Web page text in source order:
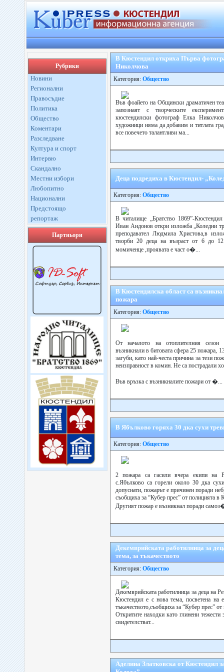
Рубрики
Новини
Регионални
Правосъдие
Политика
Общество
Коментари
Разследване
Култура и спорт
Интервю
Скандално
Местни избори
Любопитно
Национални
Предстоящо
репортаж
Партньори
В Кюстендил откриха Първа
Николчова
Категория: Общество
Във фоайето на Общински драматичен
запознаят с творческите
кюстендилски фотограф Елка
художници няма да добавим и титлата
все повечето талантливи ма...
Деца подредиха в Кюстендил-
Категория: Общество
В читалище „Братство 1869”-Кюстендил
Иван Андонов откри изложба „Коледни
преподавател Людмила Христова,в
творби 20 деца на възраст от 6 до 12
момиченце ,проявата е част о�...
В Кюстендилска област са
пожара
Категория: Общество
От началото на отоплителния
възникнали в битовата сфера 25 пожара,
загуби, като най-честа причина за тези
неизправност в комин. Не са пострадали
Във връзка с възникналите пожари от �...
В Ябълково горяха 30 дка сухи
Категория: Общество
2 пожара са гасили вчера екипи
с.Ябълково са горели около 30 дка
допуснати, пожарът е причинен поради
съобщиха за “Кубер прес” от полицията в
Другият пожар е възникнал поради
Декемврийската работилница за
тема, за тъкачеството
Категория: Общество
Декемврийската работилница за деца на
Кюстендил е с нова тема, посветена на
тъкачеството,съобщиха за “Кубер прес”
Откритите находки като глинени тежести
свидетелстват...
Аделина Златковска от Кюстендил